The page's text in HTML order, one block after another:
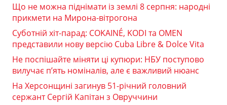
Що не можна піднімати із землі 8 серпня: народні
прикмети на Мирона-вітрогона
Суботній хіт-парад: COKAINÉ, KODI та OMEN
представили нову версію Cuba Libre & Dolce Vita
Не поспішайте міняти ці купюри: НБУ поступово
вилучає п’ять номіналів, але є важливий нюанс
На Херсонщині загинув 51-річний головний
сержант Сергій Капітан з Овруччини